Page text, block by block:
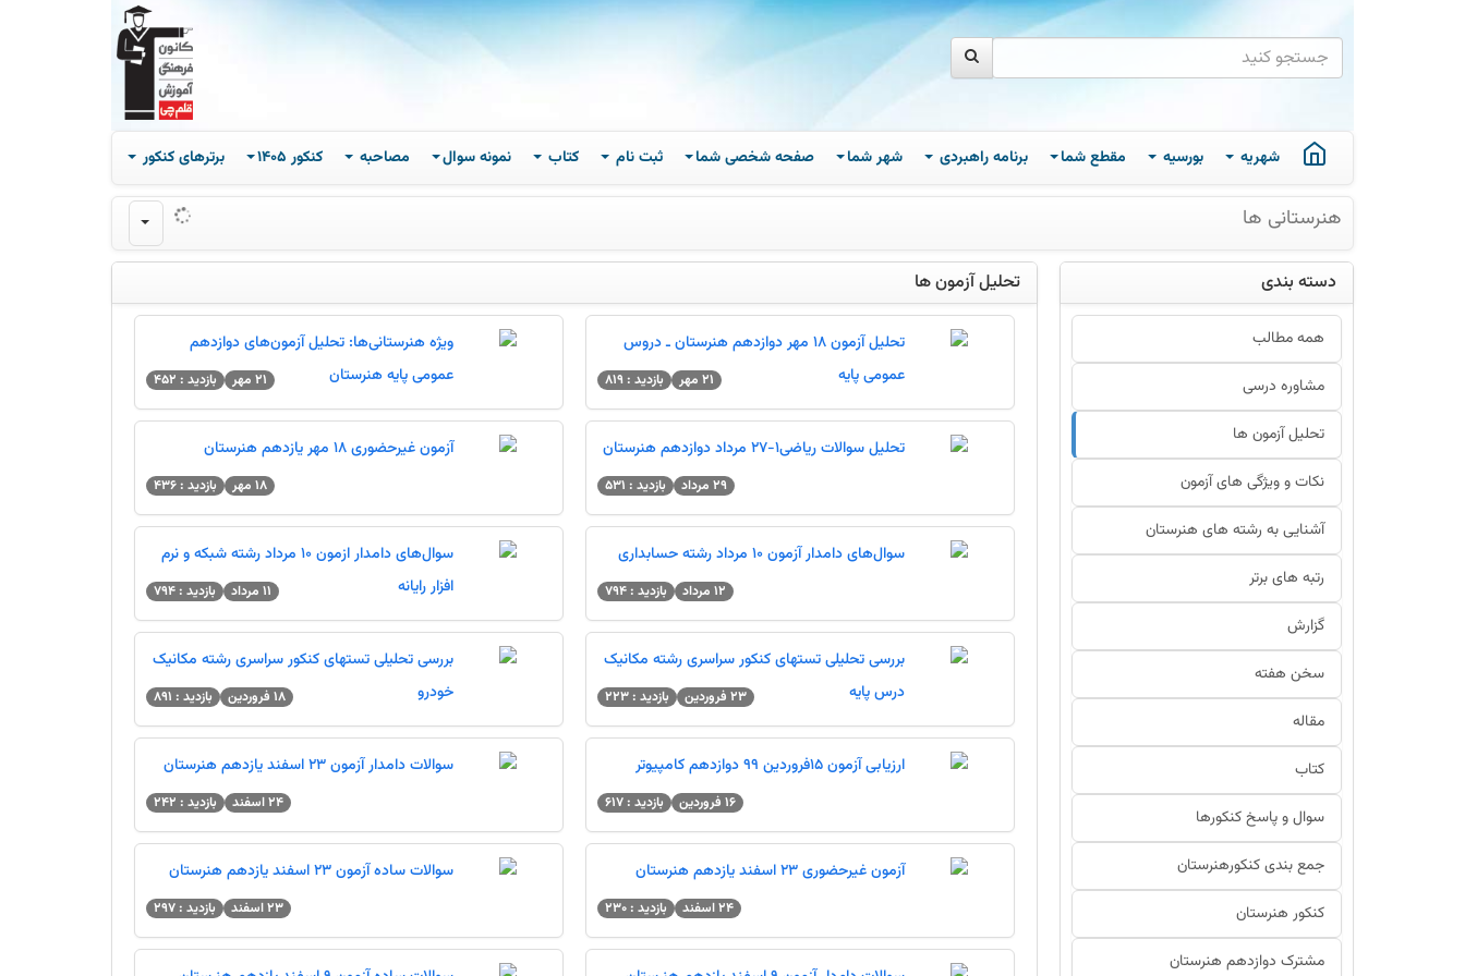
شهریه بورسیه مقطع شما برنامه راهبردی شهر شما صفحه شخصی شما ثبت نام کتاب نمونه سوال مصاحبه کنکور 1405 برترهای کنکور
هنرستانی ها
دسته بندی
همه مطالب
مشاوره درسی
تحلیل آزمون ها
نکات و ویژگی های آزمون
آشنایی به رشته های هنرستان
رتبه های برتر
گزارش
سخن هفته
مقاله
کتاب
سوال و پاسخ کنکورها
جمع بندی کنکورهنرستان
کنکور هنرستان
مشترک دوازدهم هنرستان
تحلیل آزمون ها
تحلیل آزمون 18 مهر دوازدهم هنرستان ـ دروس
عمومی پایه
بازدید : 819 21 مهر
ویژه هنرستانی‌ها: تحلیل آزمون‌‌های دوازدهم
عمومی پایه هنرستان
بازدید : 452 21 مهر
تحلیل سوالات ریاضی1-27 مرداد دوازدهم هنرستان
بازدید : 531 29 مرداد
آزمون غیرحضوری 18 مهر یازدهم هنرستان
بازدید : 436 18 مهر
سوال‌های دامدار آزمون 10 مرداد رشته حسابداری
بازدید : 794 12 مرداد
سوال‌های دامدار ازمون 10 مرداد رشته شبکه و نرم
افزار رایانه
بازدید : 794 11 مرداد
بررسی تحلیلی تستهای کنکور سراسری رشته مکانیک
درس پایه
بازدید : 223 23 فروردین
بررسی تحلیلی تستهای کنکور سراسری رشته مکانیک
خودرو
بازدید : 891 18 فروردین
ارزیابی آزمون 15فروردین 99 دوازدهم کامپیوتر
بازدید : 617 16 فروردین
سوالات دامدار آزمون 23 اسفند یازدهم هنرستان
بازدید : 242 24 اسفند
آزمون غیرحضوری 23 اسفند یازدهم هنرستان
بازدید : 230 24 اسفند
سوالات ساده آزمون 23 اسفند یازدهم هنرستان
بازدید : 297 23 اسفند